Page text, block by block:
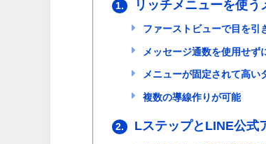
1. リッチメニューを使う
ファーストビューで目を引
メッセージ通数を使用せず
メニューが固定されて高い
複数の導線作りが可能
2. LステップとLINE公式